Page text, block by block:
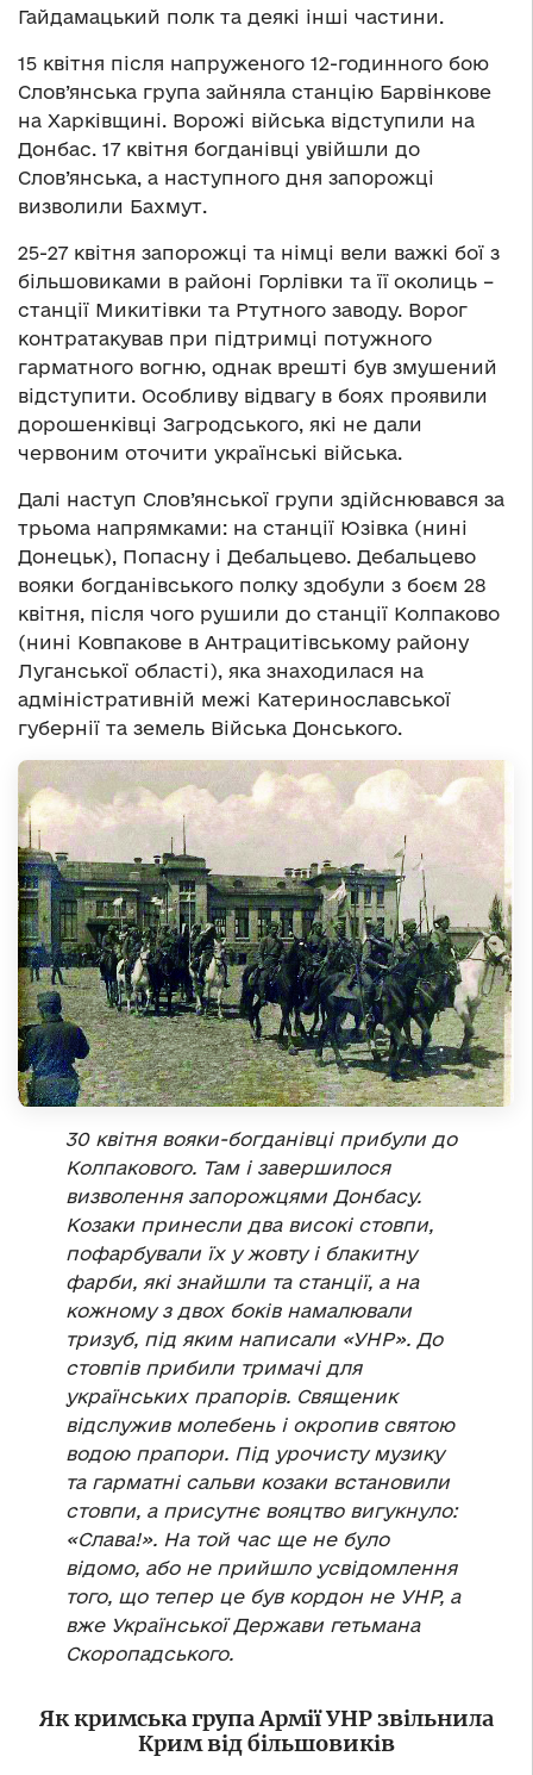
Гайдамацький полк та деякі інші частини.
15 квітня після напруженого 12-годинного бою
Слов’янська група зайняла станцію Барвінкове
на Харківщині. Ворожі війська відступили на
Донбас. 17 квітня богданівці увійшли до
Слов’янська, а наступного дня запорожці
визволили Бахмут.
25-27 квітня запорожці та німці вели важкі бої з
більшовиками в районі Горлівки та її околиць –
станції Микитівки та Ртутного заводу. Ворог
контратакував при підтримці потужного
гарматного вогню, однак врешті був змушений
відступити. Особливу відвагу в боях проявили
дорошенківці Загродського, які не дали
червоним оточити українські війська.
Далі наступ Слов’янської групи здійснювався за
трьома напрямками: на станції Юзівка (нині
Донецьк), Попасну і Дебальцево. Дебальцево
вояки богданівського полку здобули з боєм 28
квітня, після чого рушили до станції Колпаково
(нині Ковпакове в Антрацитівському району
Луганської області), яка знаходилася на
адміністративній межі Катеринославської
губернії та земель Війська Донського.
30 квітня вояки-богданівці прибули до
Колпакового. Там і завершилося
визволення запорожцями Донбасу.
Козаки принесли два високі стовпи,
пофарбували їх у жовту і блакитну
фарби, які знайшли та станції, а на
кожному з двох боків намалювали
тризуб, під яким написали «УНР». До
стовпів прибили тримачі для
українських прапорів. Священик
відслужив молебень і окропив святою
водою прапори. Під урочисту музику
та гарматні сальви козаки встановили
стовпи, а присутнє вояцтво вигукнуло:
«Слава!». На той час ще не було
відомо, або не прийшло усвідомлення
того, що тепер це був кордон не УНР, а
вже Української Держави гетьмана
Скоропадського.
Як кримська група Армії УНР звільнила
Крим від більшовиків